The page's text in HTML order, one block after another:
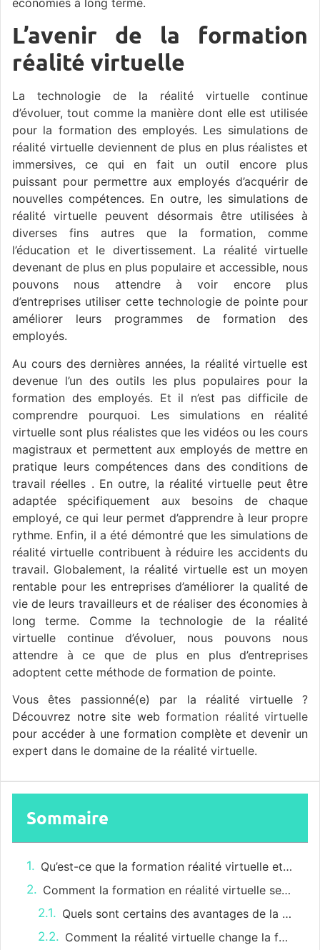
L’avenir de la formation
réalité virtuelle
La technologie de la réalité virtuelle continue
d’évoluer, tout comme la manière dont elle est utilisée
pour la formation des employés. Les simulations de
réalité virtuelle deviennent de plus en plus réalistes et
immersives, ce qui en fait un outil encore plus
puissant pour permettre aux employés d’acquérir de
nouvelles compétences. En outre, les simulations de
réalité virtuelle peuvent désormais être utilisées à
diverses fins autres que la formation, comme
l’éducation et le divertissement. La réalité virtuelle
devenant de plus en plus populaire et accessible, nous
pouvons nous attendre à voir encore plus
d’entreprises utiliser cette technologie de pointe pour
améliorer leurs programmes de formation des
employés.
Au cours des dernières années, la réalité virtuelle est
devenue l’un des outils les plus populaires pour la
formation des employés. Et il n’est pas difficile de
comprendre pourquoi. Les simulations en réalité
virtuelle sont plus réalistes que les vidéos ou les cours
magistraux et permettent aux employés de mettre en
pratique leurs compétences dans des conditions de
travail réelles . En outre, la réalité virtuelle peut être
adaptée spécifiquement aux besoins de chaque
employé, ce qui leur permet d’apprendre à leur propre
rythme. Enfin, il a été démontré que les simulations de
réalité virtuelle contribuent à réduire les accidents du
travail. Globalement, la réalité virtuelle est un moyen
rentable pour les entreprises d’améliorer la qualité de
vie de leurs travailleurs et de réaliser des économies à
long terme. Comme la technologie de la réalité
virtuelle continue d’évoluer, nous pouvons nous
attendre à ce que de plus en plus d’entreprises
adoptent cette méthode de formation de pointe.
Vous êtes passionné(e) par la réalité virtuelle ?
Découvrez notre site web formation réalité virtuelle
pour accéder à une formation complète et devenir un
expert dans le domaine de la réalité virtuelle.
Sommaire
Qu’est-ce que la formation réalité virtuelle et comment fonctionne-t-elle ?
Comment la formation en réalité virtuelle se compare-t-elle aux méthodes traditionnelles ?
Quels sont certains des avantages de la formation réalité virtuelle ?
Comment la réalité virtuelle change la façon dont les employés sont formés